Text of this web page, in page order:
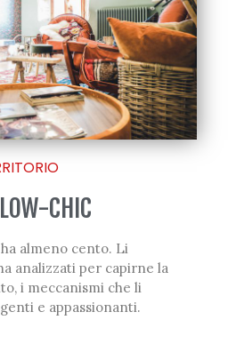
CHIC
almeno cento. Li
analizzati per capirne la
i meccanismi che li
e appassionanti.